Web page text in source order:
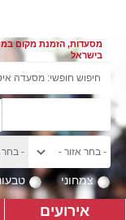
מסעדות, הזמנת מקום
בישראל
צמחוני
אירועים